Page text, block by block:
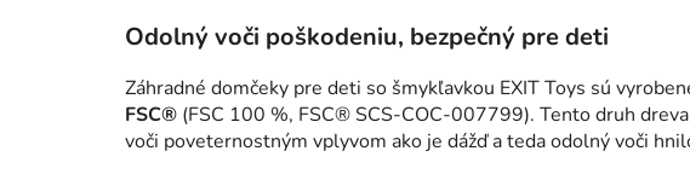
Odolný voči poškodeniu, bezpečný pre deti
Záhradné domčeky pre deti so šmykľavkou EXIT Toys sú
FSC® (FSC 100 %, FSC® SCS-COC-007799). Tento druh
voči poveternostným vplyvom ako je dážď a teda odolný voči